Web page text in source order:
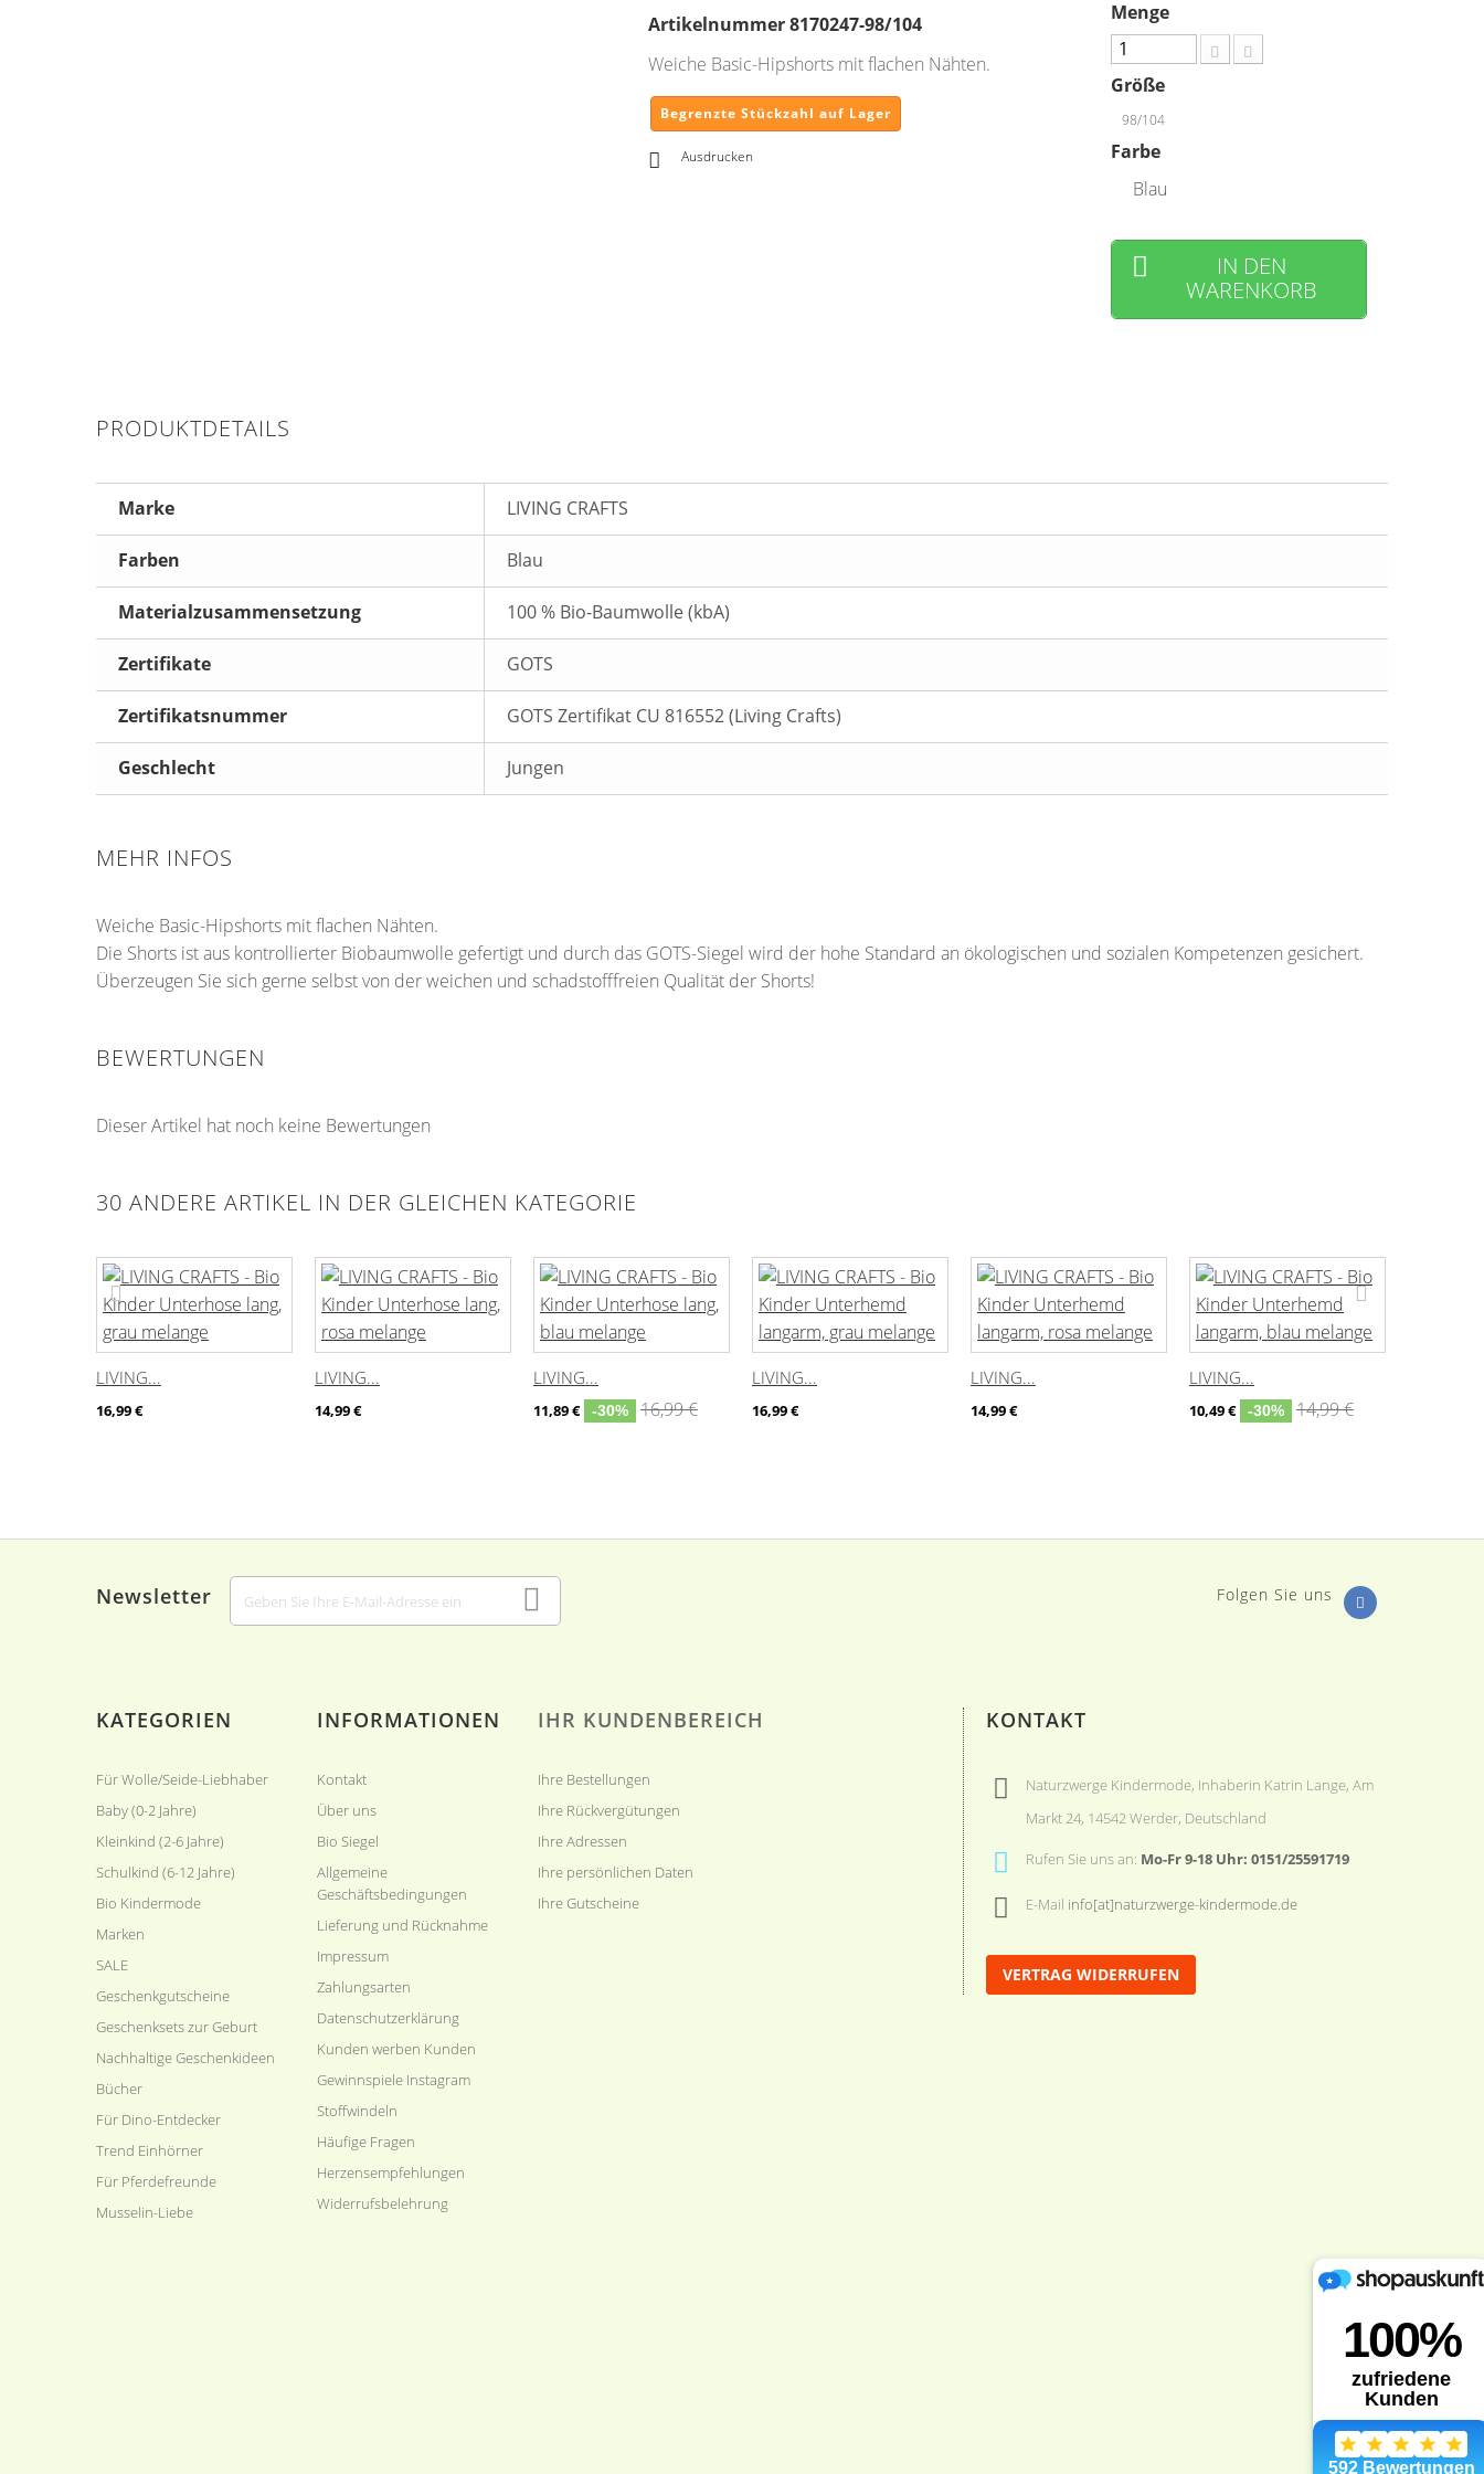
Artikelnummer8170247-98/104
Weiche Basic-Hipshorts mit flachen Nähten.
Begrenzte Stückzahl auf Lager
Ausdrucken
Menge
Größe
98/104
Farbe
Blau
IN DEN
WARENKORB
PRODUKTDETAILS
Marke LIVING CRAFTS
Farben Blau
Materialzusammensetzung 100 % Bio-Baumwolle (kbA)
Zertifikate GOTS
Zertifikatsnummer GOTS Zertifikat CU 816552 (Living Crafts)
Geschlecht Jungen
MEHR INFOS
Weiche Basic-Hipshorts mit flachen Nähten.
Die Shorts ist aus kontrollierter Biobaumwolle gefertigt und durch das GOTS-Siegel wird der hohe Standard an ökologischen und sozialen Kompetenzen gesichert.
Überzeugen Sie sich gerne selbst von der weichen und schadstofffreien Qualität der Shorts!
BEWERTUNGEN
Dieser Artikel hat noch keine Bewertungen
30 ANDERE ARTIKEL IN DER GLEICHEN KATEGORIE
LIVING...
16,99 €
LIVING...
14,99 €
LIVING...
11,89 € -30% 16,99 €
LIVING...
16,99 €
LIVING...
14,99 €
LIVING...
10,49 € -30% 14,99 €
Newsletter Folgen Sie uns
KATEGORIEN
Für Wolle/Seide-Liebhaber
Baby (0-2 Jahre)
Kleinkind (2-6 Jahre)
Schulkind (6-12 Jahre)
Bio Kindermode
Marken
SALE
Geschenkgutscheine
Geschenksets zur Geburt
Nachhaltige Geschenkideen
Bücher
Für Dino-Entdecker
Trend Einhörner
Für Pferdefreunde
Musselin-Liebe
INFORMATIONEN
Kontakt
Über uns
Bio Siegel
Allgemeine
Geschäftsbedingungen
Lieferung und Rücknahme
Impressum
Zahlungsarten
Datenschutzerklärung
Kunden werben Kunden
Gewinnspiele Instagram
Stoffwindeln
Häufige Fragen
Herzensempfehlungen
Widerrufsbelehrung
IHR KUNDENBEREICH
Ihre Bestellungen
Ihre Rückvergütungen
Ihre Adressen
Ihre persönlichen Daten
Ihre Gutscheine
KONTAKT
Naturzwerge Kindermode, Inhaberin Katrin Lange, Am
Markt 24, 14542 Werder, Deutschland
Rufen Sie uns an: Mo-Fr 9-18 Uhr: 0151/25591719
E-Mail info[at]naturzwerge-kindermode.de
VERTRAG WIDERRUFEN